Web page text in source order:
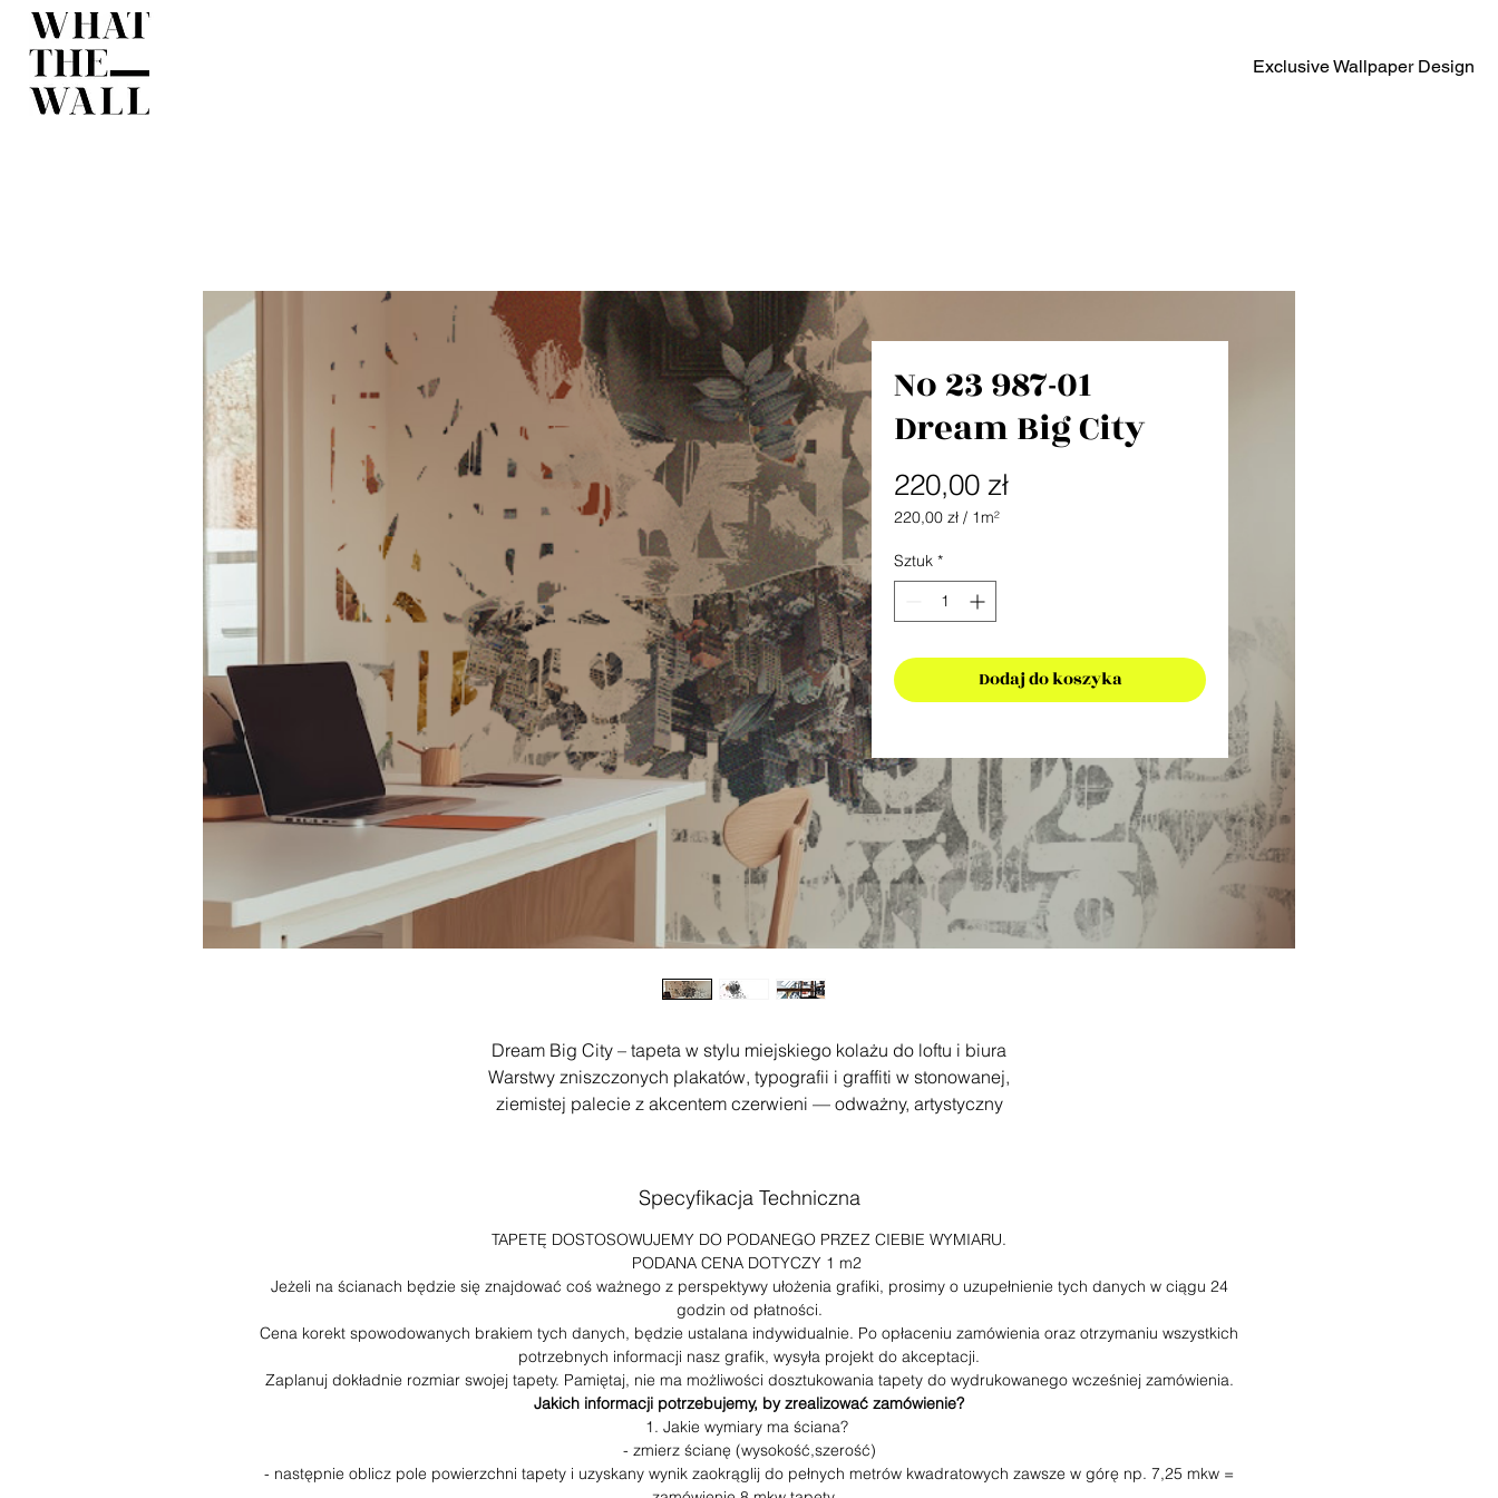
Exclusive Wallpaper Design
No 23 987-01
Dream Big City
220,00 złCena
220,00 zł / 1m²
za
1
kwadratowy
Sztuk *
Dodaj do koszyka
Dream Big City – tapeta w stylu miejskiego kolażu do loftu i biura
Warstwy zniszczonych plakatów, typografii i graffiti w stonowanej,
ziemistej palecie z akcentem czerwieni — odważny, artystyczny
Idealna do: loftu, biura, pokoju w stylu industrialnym
Styl: urban, industrialny, artystyczny
Materiał: tapeta winylowa premium
Format: druk na wymiar, cena za 1m²
Montaż: montaż na klej tapetowy — wskazany fachowiec przy
większych powierzchniach
Niepewny efektu na Twojej ścianie? Zamów próbkę A4 przed
zakupem całej tapety →
Tapeta winylowa 350 g/cm2
Cena dotyczny 1 m2 tapety.
Specyfikacja Techniczna
TAPETĘ DOSTOSOWUJEMY DO PODANEGO PRZEZ CIEBIE WYMIARU.
PODANA CENA DOTYCZY 1 m2
Jeżeli na ścianach będzie się znajdować coś ważnego z perspektywy ułożenia grafiki, prosimy o uzupełnienie tych danych w ciągu 24
godzin od płatności.
Cena korekt spowodowanych brakiem tych danych, będzie ustalana indywidualnie. Po opłaceniu zamówienia oraz otrzymaniu wszystkich
potrzebnych informacji nasz grafik, wysyła projekt do akceptacji.
Zaplanuj dokładnie rozmiar swojej tapety. Pamiętaj, nie ma możliwości dosztukowania tapety do wydrukowanego wcześniej zamówienia.
Jakich informacji potrzebujemy, by zrealizować zamówienie?
1. Jakie wymiary ma ściana?
- zmierz ścianę (wysokość,szerość)
- następnie oblicz pole powierzchni tapety i uzyskany wynik zaokrąglij do pełnych metrów kwadratowych zawsze w górę np. 7,25 mkw =